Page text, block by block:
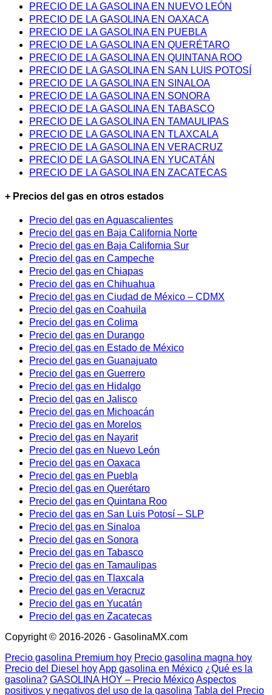
PRECIO DE LA GASOLINA EN NUEVO LEÓN
PRECIO DE LA GASOLINA EN OAXACA
PRECIO DE LA GASOLINA EN PUEBLA
PRECIO DE LA GASOLINA EN QUERÉTARO
PRECIO DE LA GASOLINA EN QUINTANA ROO
PRECIO DE LA GASOLINA EN SAN LUIS POTOSÍ
PRECIO DE LA GASOLINA EN SINALOA
PRECIO DE LA GASOLINA EN SONORA
PRECIO DE LA GASOLINA EN TABASCO
PRECIO DE LA GASOLINA EN TAMAULIPAS
PRECIO DE LA GASOLINA EN TLAXCALA
PRECIO DE LA GASOLINA EN VERACRUZ
PRECIO DE LA GASOLINA EN YUCATÁN
PRECIO DE LA GASOLINA EN ZACATECAS
+ Precios del gas en otros estados
Precio del gas en Aguascalientes
Precio del gas en Baja California Norte
Precio del gas en Baja California Sur
Precio del gas en Campeche
Precio del gas en Chiapas
Precio del gas en Chihuahua
Precio del gas en Ciudad de México – CDMX
Precio del gas en Coahuila
Precio del gas en Colima
Precio del gas en Durango
Precio del gas en Estado de México
Precio del gas en Guanajuato
Precio del gas en Guerrero
Precio del gas en Hidalgo
Precio del gas en Jalisco
Precio del gas en Michoacán
Precio del gas en Morelos
Precio del gas en Nayarit
Precio del gas en Nuevo León
Precio del gas en Oaxaca
Precio del gas en Puebla
Precio del gas en Querétaro
Precio del gas en Quintana Roo
Precio del gas en San Luis Potosí – SLP
Precio del gas en Sinaloa
Precio del gas en Sonora
Precio del gas en Tabasco
Precio del gas en Tamaulipas
Precio del gas en Tlaxcala
Precio del gas en Veracruz
Precio del gas en Yucatán
Precio del gas en Zacatecas
Copyright © 2016-2026 - GasolinaMX.com
Precio gasolina Premium hoy Precio gasolina magna hoy
Precio del Diesel hoyApp gasolina en México ¿Qué es la
gasolina? GASOLINA HOY – Precio MéxicoAspectos
positivos y negativos del uso de la gasolina Tabla del Precio